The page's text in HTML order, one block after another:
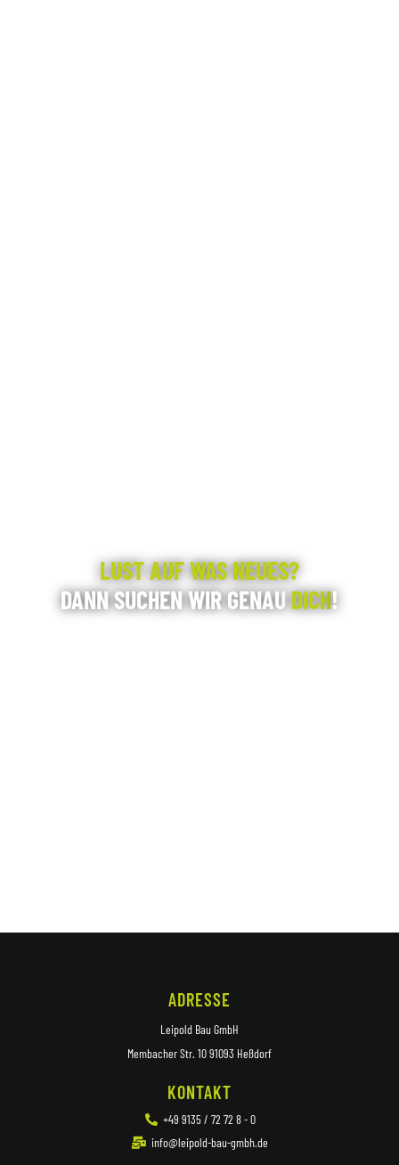
LUST AUF WAS NEUES?
DANN SUCHEN WIR GENAUDICH!
ADRESSE
Leipold Bau GmbH
Membacher Str. 10 91093 Heßdorf
KONTAKT
+49 9135 / 72 72 8 - 0
info@leipold-bau-gmbh.de